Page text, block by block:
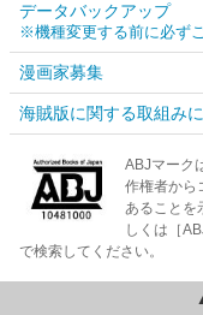
データバックアップ
※機種変更する前に必ず
漫画家募集
海賊版に関する取組み
ABJマーク
作権者から
あることを
しくは［
で検索してください。